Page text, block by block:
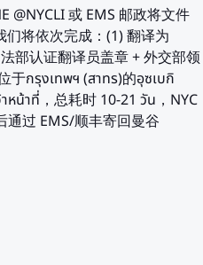
@NYCLI 或 EMS 邮政将文件
将依次完成：(1) 翻译为
部认证翻译员盖章 + 外交部领
于กรุงเทพฯ (สาทร)的อุซเบกิ
หน้าที่，总耗时 10-21 วัน，NYC
通过 EMS/顺丰寄回曼谷